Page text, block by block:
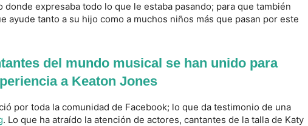
expresaba todo lo que le estaba pasando; para que también
ayude tanto a su hijo como a muchos niños más que pasan por este
del mundo musical se han unido para
a Keaton Jones
por toda la comunidad de Facebook; lo que da testimonio de una
. Lo que ha atraído la atención de actores, cantantes de la talla de Katy